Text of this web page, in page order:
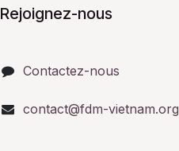
Rejoignez-nous
Contactez-nous
contact@fdm-vietnam.org